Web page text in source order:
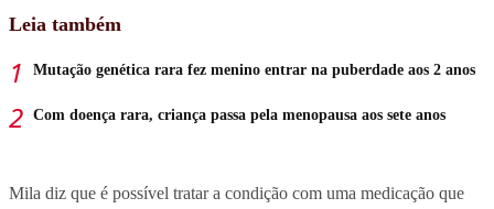
Leia também
Mutação genética rara fez menino entrar na puberdade aos 2 anos
Com doença rara, criança passa pela menopausa aos sete anos
Mila diz que é possível tratar a condição com uma medicação que